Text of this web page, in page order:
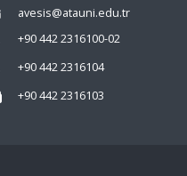
avesis@atauni.edu.tr
+90 442 2316100-02
+90 442 2316104
+90 442 2316103